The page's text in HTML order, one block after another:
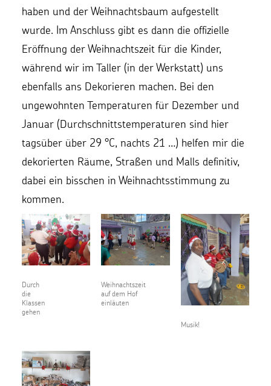
haben und der Weihnachtsbaum aufgestellt
wurde. Im Anschluss gibt es dann die offizielle
Eröffnung der Weihnachtszeit für die Kinder,
während wir im Taller (in der Werkstatt) uns
ebenfalls ans Dekorieren machen. Bei den
ungewohnten Temperaturen für Dezember und
Januar (Durchschnittstemperaturen sind hier
tagsüber über 29 °C, nachts 21 …) helfen mir die
dekorierten Räume, Straßen und Malls definitiv,
dabei ein bisschen in Weihnachtsstimmung zu
kommen.
Durch
die
Klassen
gehen
Weihnachtszeit
auf dem Hof
einläuten
Musik!